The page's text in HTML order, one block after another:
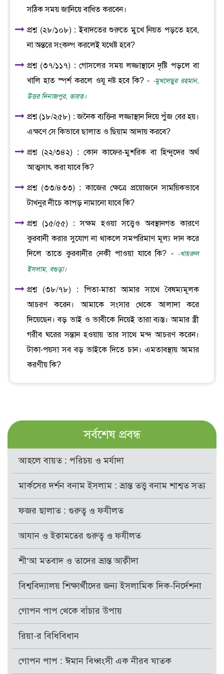
সঠিক সময় জানিয়ে বাধিত করবেন।
প্রশ্ন (২৮/১০৮) : ইবাদতের শুরুতে মুখে নিয়ত পড়তে হবে,
না অন্তরে সংকল্প করলেই যথেষ্ট হবে?
প্রশ্ন (৩৭/১১৭) : গোসলের সময় লজ্জাস্থানে দৃষ্টি পড়লে বা
খালি হাত স্পর্শ করলে ওযূ নষ্ট হবে কি? - -মুখলেছুর রহমান,
উত্তর দিনাজপুর, ভারত।
প্রশ্ন (১৮/২৫৮) : জনৈক ব্যক্তির লজ্জাস্থান দিয়ে পুঁজ বের হয়।
এক্ষণে সে কিভাবে ছালাত ও ছিয়াম আদায় করবে?
প্রশ্ন (২২/৩৪২) : কোন কাফের-মুশরিক বা হিন্দুদের অর্থ
আত্মসাৎ করা যাবে কি?
প্রশ্ন (৩৩/৪৩৩) : কাজের ক্ষেত্রে প্রয়োজনে সাময়িকভাবে
টাখনুর নীচে কাপড় নামানো যাবে কি?
প্রশ্ন (১৫/৫৫) : সক্ষম হওয়া সত্ত্বেও অবস্থানগত কারণে
কুরবানী করার সুযোগ না থাকলে সমপরিমাণ মূল্য দান করে
দিলে তাতে কুরবানীর নেকী পাওয়া যাবে কি? - -খায়রুল
ইসলাম, বগুড়া।
প্রশ্ন (৩৮/৭৮) : পিতা-মাতা আমার সাথে বৈষম্যমূলক
আচরণ করেন। আমাকে সংসার থেকে আলাদা করে
দিয়েছেন। বড় ভাই ও ভাবীকে নিয়েই তারা ব্যস্ত। আমার স্ত্রী
গরীব ঘরের সন্তান হওয়ায় তার সাথে মন্দ আচরণ করেন।
টাকা-পয়সা সব বড় ভাইকে দিতে চান। এমতাবস্থায় আমার
করণীয় কি?
সর্বশেষ প্রবন্ধ
আহলে বায়ত : পরিচয় ও মর্যাদা
মার্কসের দর্শন বনাম ইসলাম : ভ্রান্ত তত্ত্ব বনাম শাশ্বত সত্য
ফজর ছালাত : গুরুত্ব ও ফযীলত
আযান ও ইক্বামতের গুরুত্ব ও ফযীলত
শী‘আ মতবাদ ও তাদের ভ্রান্ত আক্বীদা
বিশ্ববিদ্যালয় শিক্ষার্থীদের জন্য ইসলামিক দিক-নির্দেশনা
গোপন পাপ থেকে বাঁচার উপায়
রিয়া-র বিধিবিধান
গোপন পাপ : ঈমান বিধ্বংসী এক নীরব ঘাতক